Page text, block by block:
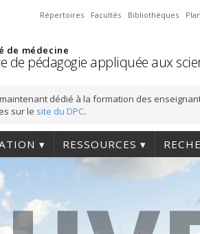
Répertoires Facultés Bibliothèques
de médecine
de pédagogie appliquée aux
dédié à la formation des
sur le site du DPC.
RESSOURCES